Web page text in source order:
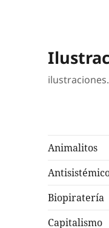
Animalitos
Biopiratería
Capitalismo